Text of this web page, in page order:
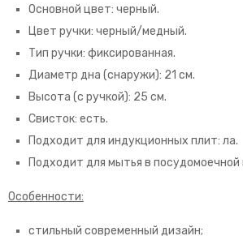
Основной цвет: черный.
Цвет ручки: черный/медный.
Тип ручки: фиксированная.
Диаметр дна (снаружи): 21 см.
Высота (с ручкой): 25 см.
Свисток: есть.
Подходит для индукционных плит: ла.
Подходит для мытья в
Особенности:
стильный современный дизайн;